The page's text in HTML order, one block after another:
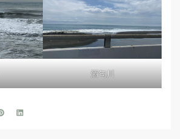
酒匂川